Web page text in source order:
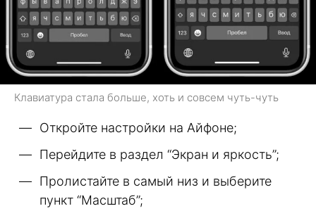
Клавиатура стала больше, хоть и совсем чуть-чуть
Откройте настройки на Айфоне;
Перейдите в раздел “Экран и яркость”;
Пролистайте в самый низ и выберите
пункт “Масштаб”;